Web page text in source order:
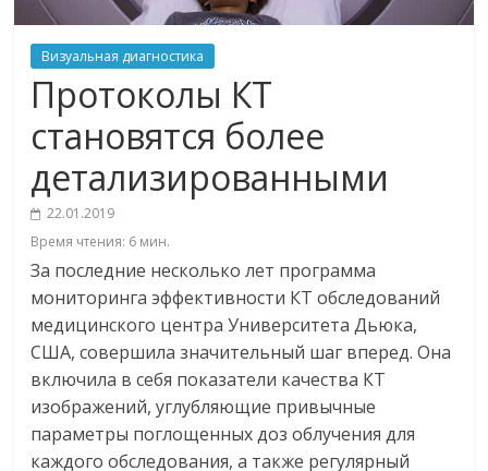
Визуальная диагностика
Протоколы КТ
становятся более
детализированными
22.01.2019
Время чтения: 6 мин.
За последние несколько лет программа
мониторинга эффективности КТ обследований
медицинского центра Университета Дьюка,
США, совершила значительный шаг вперед. Она
включила в себя показатели качества КТ
изображений, углубляющие привычные
параметры поглощенных доз облучения для
каждого обследования, а также регулярный